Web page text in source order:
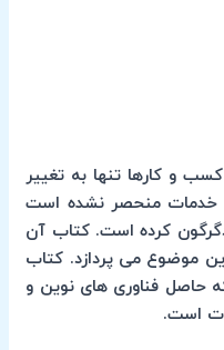
کسب و کارها تنها به تغییر
و خدمات منحصر نشده است
کرده است. کتاب آن
موضوع می پردازد. کتاب
حاصل فناوری های نوین و
است.